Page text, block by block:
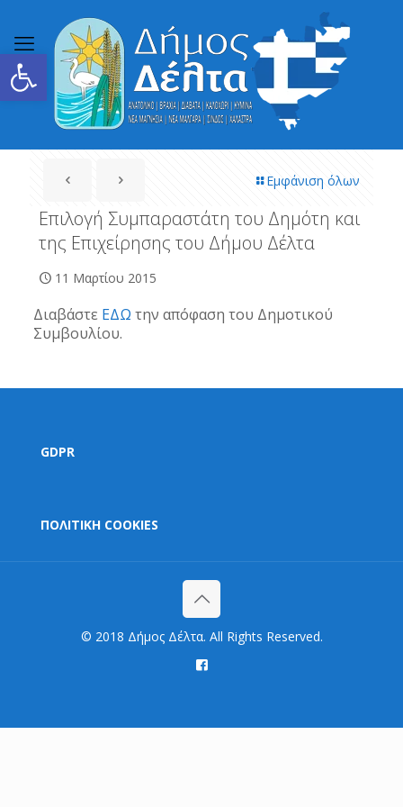
Ανοίξτε τη γραμμή εργαλείων
Εμφάνιση όλων
Επιλογή Συμπαραστάτη του Δημότη και
της Επιχείρησης του Δήμου Δέλτα
11 Μαρτίου 2015
Διαβάστε ΕΔΩ την απόφαση του Δημοτικού
Συμβουλίου.
GDPR
ΠΟΛΙΤΙΚΗ COOKIES
© 2018 Δήμος Δέλτα. All Rights Reserved.